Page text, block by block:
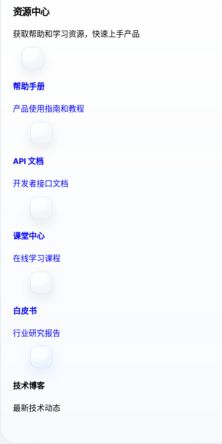
资源中心
获取帮助和学习资源，快速上手产品
帮助手册
产品使用指南和教程
API 文档
开发者接口文档
课堂中心
在线学习课程
白皮书
行业研究报告
技术博客
最新技术动态